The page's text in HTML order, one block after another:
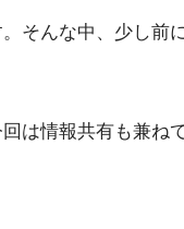
そんな中、少し前
は情報共有も兼ね